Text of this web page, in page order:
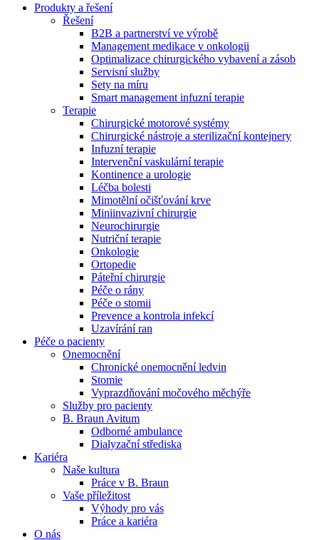
Produktový katalog​
Objevte naše produkty. Navštivte produktový katalog B.
Braun s našim kompletním produktovým portfoliem.
Odborné ambulance
Naše specializované ambulance jsou tu pro vás. Zvolte
specializaci a město, které potřebujete, a objednejte se do naší
ambulance.
Zůstaňte v dialogu s B. Braun. ​Kontaktujte nás.​
Produkty a řešení
Řešení
B2B a partnerství ve výrobě
Management medikace v onkologii
Optimalizace chirurgického vybavení a zásob
Servisní služby
Sety na míru
Smart management infuzní terapie​
Terapie
Chirurgické motorové systémy
Chirurgické nástroje a sterilizační kontejnery
Infuzní terapie
Intervenční vaskulární terapie
Kontinence a urologie
Léčba bolesti
Mimotělní očišťování krve
Miniinvazivní chirurgie
Neurochirurgie
Nutriční terapie
Onkologie
Ortopedie
Páteřní chirurgie
Péče o rány
Péče o stomii
Prevence a kontrola infekcí
Uzavírání ran
Péče o pacienty
Onemocnění
Chronické onemocnění ledvin
Stomie
Vyprazdňování močového měchýře
Služby pro pacienty
B. Braun Avitum
Odborné ambulance
Dialyzační střediska
Kariéra
Naše kultura
Práce v B. Braun
Vaše příležitost​
Výhody pro vás
Práce a kariéra
O nás